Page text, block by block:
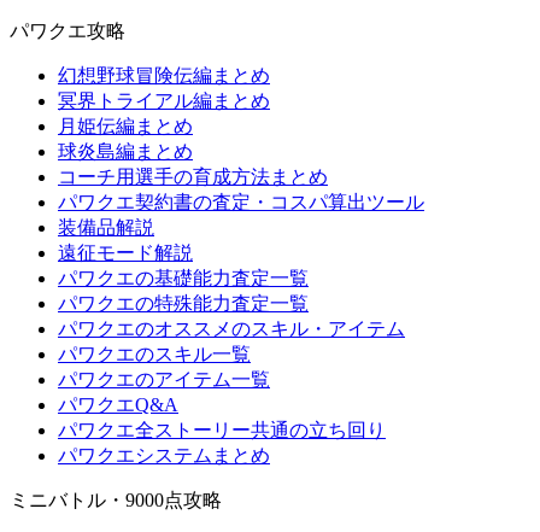
パワクエ攻略
幻想野球冒険伝編まとめ
冥界トライアル編まとめ
月姫伝編まとめ
球炎島編まとめ
コーチ用選手の育成方法まとめ
パワクエ契約書の査定・コスパ算出ツール
装備品解説
遠征モード解説
パワクエの基礎能力査定一覧
パワクエの特殊能力査定一覧
パワクエのオススメのスキル・アイテム
パワクエのスキル一覧
パワクエのアイテム一覧
パワクエQ&A
パワクエ全ストーリー共通の立ち回り
パワクエシステムまとめ
ミニバトル・9000点攻略